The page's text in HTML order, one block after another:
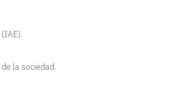
la sociedad.